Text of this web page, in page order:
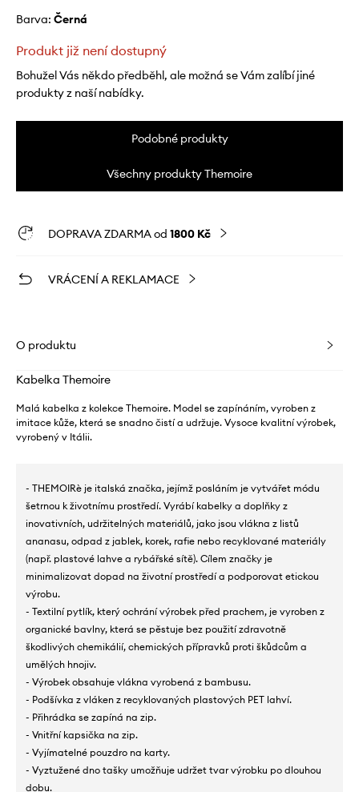
Barva: černá
Produkt již není dostupný
Bohužel Vás někdo předběhl, ale možná se Vám zalíbí jiné
produkty z naší nabídky.
Podobné produkty
Všechny produkty Themoire
DOPRAVA ZDARMA od 1800 Kč
VRÁCENÍ A REKLAMACE
O produktu
Kabelka Themoire
Malá kabelka z kolekce Themoire. Model se zapínáním, vyroben z
imitace kůže, která se snadno čistí a udržuje. Vysoce kvalitní výrobek,
vyrobený v Itálii.
- THEMOIRè je italská značka, jejímž posláním je vytvářet módu
šetrnou k životnímu prostředí. Vyrábí kabelky a doplňky z
inovativních, udržitelných materiálů, jako jsou vlákna z listů
ananasu, odpad z jablek, korek, rafie nebo recyklované materiály
(např. plastové lahve a rybářské sítě). Cílem značky je
minimalizovat dopad na životní prostředí a podporovat etickou
výrobu.
- Textilní pytlík, který ochrání výrobek před prachem, je vyroben z
organické bavlny, která se pěstuje bez použití zdravotně
škodlivých chemikálií, chemických přípravků proti škůdcům a
umělých hnojiv.
- Výrobek obsahuje vlákna vyrobená z bambusu.
- Podšívka z vláken z recyklovaných plastových PET lahví.
- Přihrádka se zapíná na zip.
- Vnitřní kapsička na zip.
- Vyjímatelné pouzdro na karty.
- Vyztužené dno tašky umožňuje udržet tvar výrobku po dlouhou
dobu.